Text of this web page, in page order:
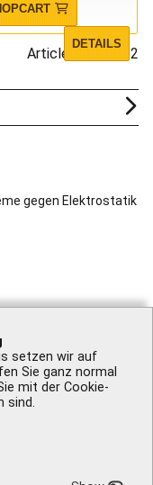
setzen wir auf
Sie ganz normal
mit der Cookie-
sind.
DETAILS
Articles 1 - 2 of 2
gegen Elektrostatik